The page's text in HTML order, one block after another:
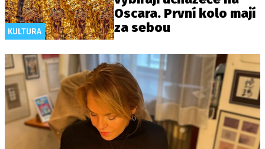
KULTURA
Oscara. První kolo mají
za sebou